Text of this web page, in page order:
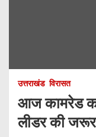
उत्तराखंड विरासत
आज कामरेड
लीडर की